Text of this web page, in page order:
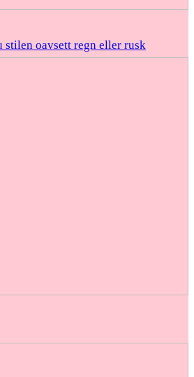
stilen oavsett regn eller rusk